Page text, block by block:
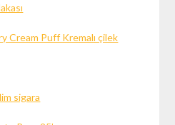
Cream Puff Kremalı çilek
sigara